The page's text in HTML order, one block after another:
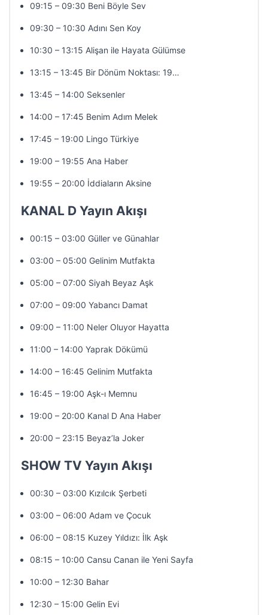
09:15 – 09:30 Beni Böyle Sev
09:30 – 10:30 Adını Sen Koy
10:30 – 13:15 Alişan ile Hayata Gülümse
13:15 – 13:45 Bir Dönüm Noktası: 19…
13:45 – 14:00 Seksenler
14:00 – 17:45 Benim Adım Melek
17:45 – 19:00 Lingo Türkiye
19:00 – 19:55 Ana Haber
19:55 – 20:00 İddiaların Aksine
KANAL D Yayın Akışı
00:15 – 03:00 Güller ve Günahlar
03:00 – 05:00 Gelinim Mutfakta
05:00 – 07:00 Siyah Beyaz Aşk
07:00 – 09:00 Yabancı Damat
09:00 – 11:00 Neler Oluyor Hayatta
11:00 – 14:00 Yaprak Dökümü
14:00 – 16:45 Gelinim Mutfakta
16:45 – 19:00 Aşk-ı Memnu
19:00 – 20:00 Kanal D Ana Haber
20:00 – 23:15 Beyaz’la Joker
SHOW TV Yayın Akışı
00:30 – 03:00 Kızılcık Şerbeti
03:00 – 06:00 Adam ve Çocuk
06:00 – 08:15 Kuzey Yıldızı: İlk Aşk
08:15 – 10:00 Cansu Canan ile Yeni Sayfa
10:00 – 12:30 Bahar
12:30 – 15:00 Gelin Evi